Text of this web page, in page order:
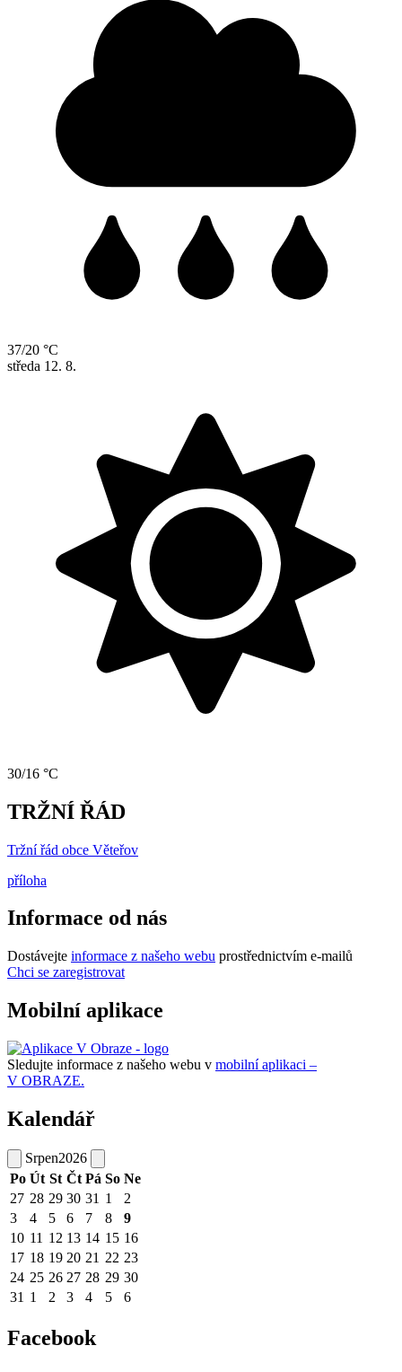
37/20 °C
středa 12. 8.
30/16 °C
TRŽNÍ ŘÁD
Tržní řád obce Věteřov
příloha
Informace od nás
Dostávejte informace z našeho webu prostřednictvím e-mailů
Chci se zaregistrovat
Mobilní aplikace
Sledujte informace z našeho webu v mobilní aplikaci –
V OBRAZE.
Kalendář
Srpen2026
Po Út St Čt Pá So Ne
27 28 29 30 31 1
2
3
4 5 6 7 8
9
10 11 12 13 14 15 16
17 18 19 20 21 22 23
24 25 26 27 28 29 30
31 1 2 3 4 5 6
Facebook